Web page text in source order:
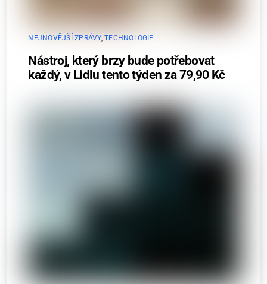
NEJNOVĚJŠÍ ZPRÁVY,TECHNOLOGIE
Nástroj, který brzy bude potřebovat
každý, v Lidlu tento týden za 79,90 Kč